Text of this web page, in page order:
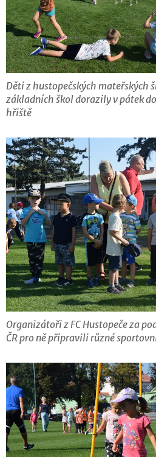
Děti z hustopečských mateřských
základních škol dorazily v pátek
hřiště
Organizátoři z FC Hustopeče za
ČR pro ně připravili různé